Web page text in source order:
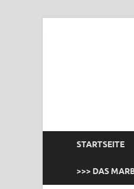
STARTSEITE
>>> DAS